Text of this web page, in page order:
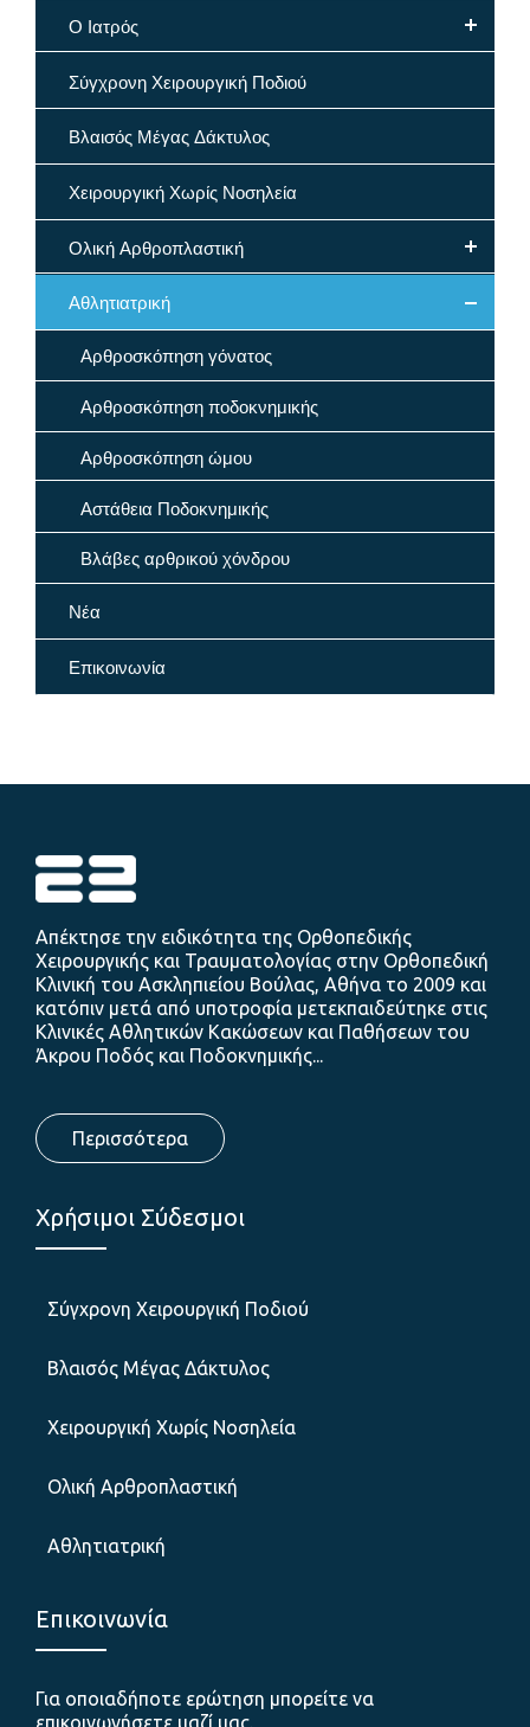
Ο Ιατρός
Σύγχρονη Χειρουργική Ποδιού
Βλαισός Μέγας Δάκτυλος
Χειρουργική Χωρίς Νοσηλεία
Ολική Αρθροπλαστική
Αθλητιατρική
Αρθροσκόπηση γόνατος
Αρθροσκόπηση ποδοκνημικής
Αρθροσκόπηση ώμου
Αστάθεια Ποδοκνημικής
Βλάβες αρθρικού χόνδρου
Νέα
Επικοινωνία
Απέκτησε την ειδικότητα της Ορθοπεδικής
Χειρουργικής και Τραυματολογίας στην Ορθοπεδική
Κλινική του Ασκληπιείου Βούλας, Αθήνα το 2009 και
κατόπιν μετά από υποτροφία μετεκπαιδεύτηκε στις
Κλινικές Αθλητικών Κακώσεων και Παθήσεων του
Άκρου Ποδός και Ποδοκνημικής...
Περισσότερα
Χρήσιμοι Σύδεσμοι
Σύγχρονη Χειρουργική Ποδιού
Βλαισός Μέγας Δάκτυλος
Χειρουργική Χωρίς Νοσηλεία
Ολική Αρθροπλαστική
Αθλητιατρική
Επικοινωνία
Για οποιαδήποτε ερώτηση μπορείτε να
επικοινωνήσετε μαζί μας.